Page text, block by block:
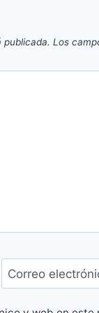
publicada. Los
Correo